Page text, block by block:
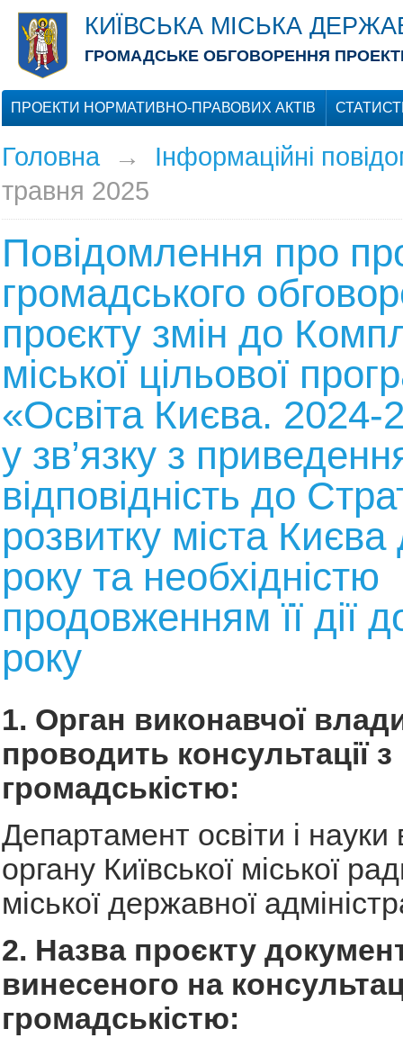
КИЇВСЬКА МІСЬКА
ГРОМАДСЬКЕ ОБГОВОРЕННЯ
ПРОЕКТИ НОРМАТИВНО-ПРАВОВИХ АКТІВ
Головна→ Інформаційні
травня 2025
Повідомлення про
громадського
проєкту змін до
міської цільової
«Освіта Києва. 2024-
у зв’язку з
відповідність до
розвитку міста
року та необхідністю
продовженням її дії
року
1. Орган виконавчої
проводить консультації з
громадськістю:
Департамент освіти і науки
органу Київської міської
міської державної
2. Назва проєкту
винесеного на
громадськістю: